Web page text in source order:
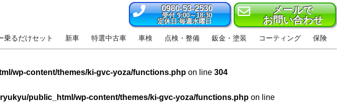
0980-53-2530
受付 9:00～18:30
定休日:毎週水曜日
メールで
お問い合わせ
乗るだけセット 新車 特選中古車 車検 点検・整備 鈑金・塗装 コーティング 保険
wp-content/themes/ki-gvc-yoza/functions.php on line 304
public_html/wp-content/themes/ki-gvc-yoza/functions.php on line